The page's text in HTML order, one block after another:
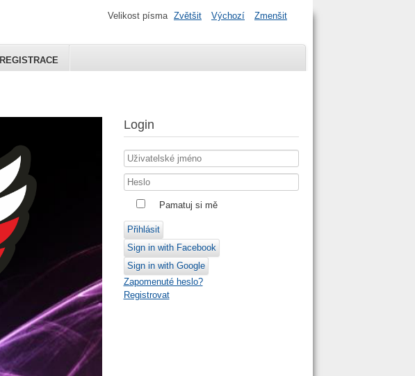
REGISTRACE
Velikost písma Zvětšit Výchozí Zmenšit
Login
Pamatuj si mě
Přihlásit
Sign in with Facebook
Sign in with Google
Zapomenuté heslo?
Registrovat